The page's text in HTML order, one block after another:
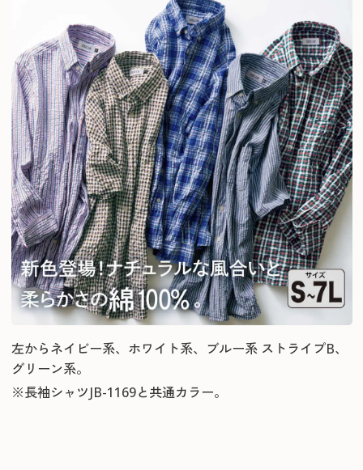
左からネイビー系、ホワイト系、ブルー系 ストライプB、
グリーン系。
※長袖シャツJB-1169と共通カラー。